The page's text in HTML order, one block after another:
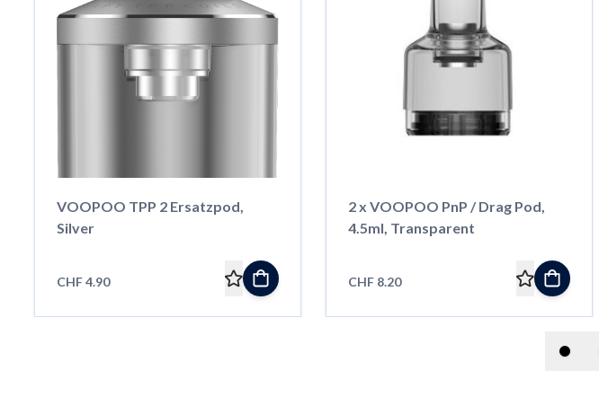
VOOPOO TPP 2 Ersatzpod,
Silver
CHF 4.90
2 x VOOPOO PnP / Drag Pod,
4.5ml, Transparent
CHF 8.20